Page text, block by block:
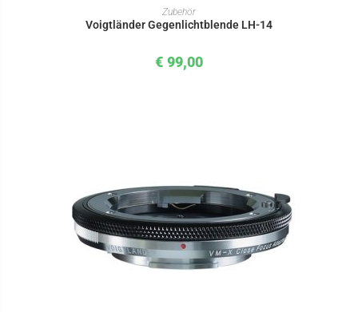
IN DEN WARENKORB
Zubehör
Voigtländer Gegenlichtblende LH-14
€ 99,00